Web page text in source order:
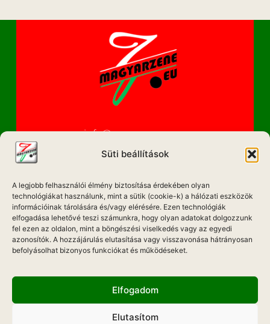
Süti beállítások
A legjobb felhasználói élmény biztosítása érdekében olyan
technológiákat használunk, mint a sütik (cookie-k) a hálózati eszközök
információinak tárolására és/vagy elérésére. Ezen technológiák
elfogadása lehetővé teszi számunkra, hogy olyan adatokat dolgozzunk
fel ezen az oldalon, mint a böngészési viselkedés vagy az egyedi
azonosítók. A hozzájárulás elutasítása vagy visszavonása hátrányosan
befolyásolhat bizonyos funkciókat és működéseket.
Elfogadom
Elutasítom
info@magyarzene.eu
IMPRESSZUM
ETIKAI KÓDEX
MÉDIA AJÁNLAT
ADATKEZELÉSI NYILATKOZAT